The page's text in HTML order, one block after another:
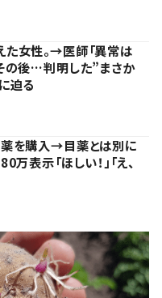
女性。→医師「異常は
の後…判明した”まさか
迫る
薬を購入→目薬とは別に
表示「ほしい！」「え、